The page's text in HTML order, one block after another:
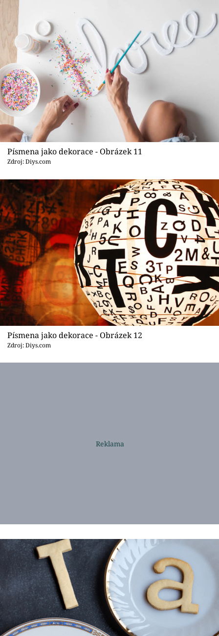
Písmena jako dekorace - Obrázek 11
Zdroj: Diys.com
Písmena jako dekorace - Obrázek 12
Zdroj: Diys.com